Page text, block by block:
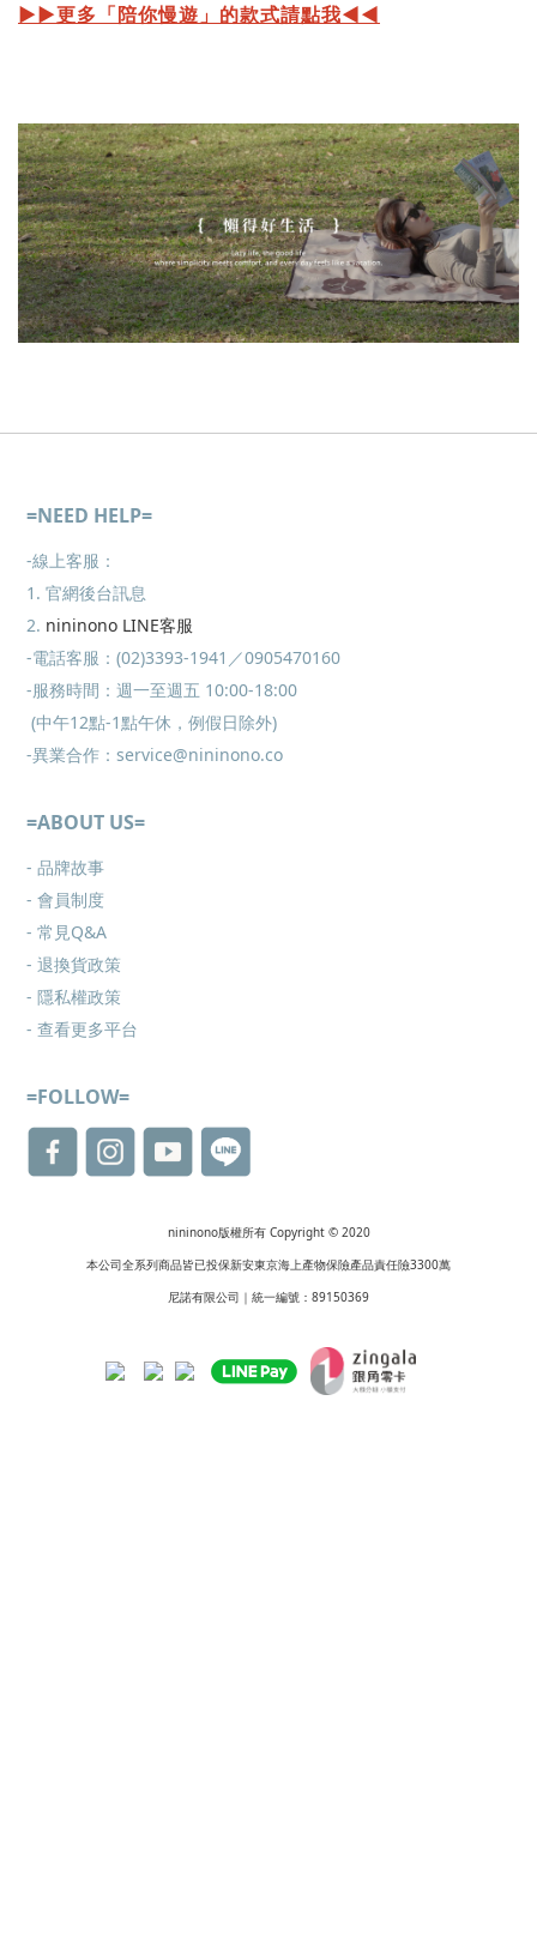
▶︎▶︎更多「陪你慢遊」的款式請點我◀︎◀︎
=NEED HELP=
-線上客服：
1. 官網後台訊息
2. nininono LINE客服
-電話客服：(02)3393-1941／0905470160
-服務時間：週一至週五 10:00-18:00
(中午12點-1點午休，例假日除外)
-異業合作：service@nininono.co
=ABOUT US=
- 品牌故事
- 會員制度
- 常見Q&A
- 退換貨政策
- 隱私權政策
- 查看更多平台
=FOLLOW=
nininono版權所有 Copyright © 2020
本公司全系列商品皆已投保新安東京海上產物保險產品責任險3300萬
尼諾有限公司｜統一編號：89150369